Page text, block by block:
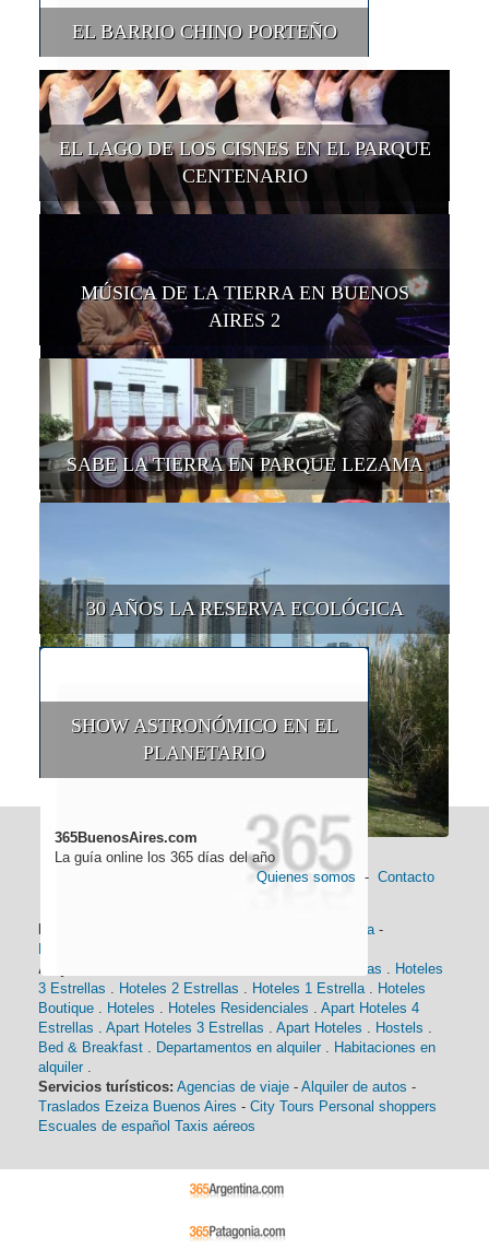
EL BARRIO CHINO PORTEÑO
EL LAGO DE LOS CISNES EN EL PARQUE
CENTENARIO
MÚSICA DE LA TIERRA EN BUENOS
AIRES 2
SABE LA TIERRA EN PARQUE LEZAMA
30 AÑOS LA RESERVA ECOLÓGICA
SHOW ASTRONÓMICO EN EL
PLANETARIO
365BuenosAires.com
La guía online los 365 días del año
Quienes somos - Contacto
Historia -
Alojamiento:
Hoteles 4 Estrellas
Hoteles
3 Estrellas
Hoteles 2 Estrellas Hoteles 1 Estrella
Hoteles
Boutique
Hoteles Hoteles Residenciales
Apart Hoteles 4
Estrellas
Apart Hoteles 3 Estrellas Apart Hoteles Hostels
Bed & Breakfast
Departamentos en alquiler
Habitaciones en
alquiler
Servicios turísticos: Agencias de viaje - Alquiler de autos -
Traslados Ezeiza Buenos Aires - City Tours Personal shoppers
Escuales de español Taxis aéreos